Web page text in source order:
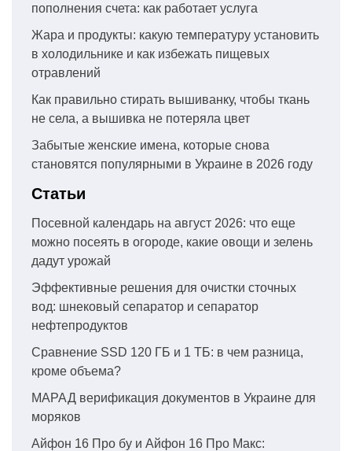
пополнения счета: как работает услуга
Жара и продукты: какую температуру установить
в холодильнике и как избежать пищевых
отравлений
Как правильно стирать вышиванку, чтобы ткань
не села, а вышивка не потеряла цвет
Забытые женские имена, которые снова
становятся популярными в Украине в 2026 году
Статьи
Посевной календарь на август 2026: что еще
можно посеять в огороде, какие овощи и зелень
дадут урожай
Эффективные решения для очистки сточных
вод: шнековый сепаратор и сепаратор
нефтепродуктов
Сравнение SSD 120 ГБ и 1 ТБ: в чем разница,
кроме объема?
МАРАД верификация документов в Украине для
моряков
Айфон 16 Про бу и Айфон 16 Про Макс: